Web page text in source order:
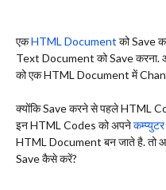
एकHTML Document को Save
Text Document को Save करना.
को एक HTML Document में
क्योंकि Save करने से पहले HTML
इन HTML Codes को अपनेकम्प्युटर
HTML Document बन जाते है. तो
Save कैसे करें?